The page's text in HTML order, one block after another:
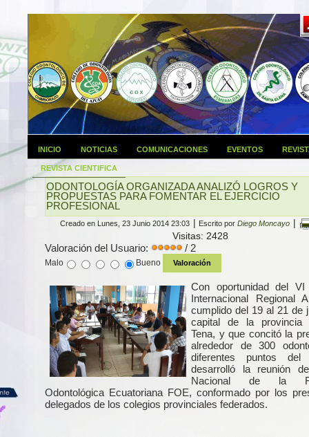
INICIO NOTICIAS COMUNICACIONES EVENTOS
REVISTA CIENTIFICA
ODONTOLOGÍA ORGANIZADA ANALIZÓ LOGROS Y
PROPUESTAS PARA FOMENTAR EL EJERCICIO
PROFESIONAL
Creado en Lunes, 23 Junio 2014 23:03 Escrito por Diego Moncayo
Visitas: 2428
Valoración del Usuario: / 2
Malo Bueno
Con oportunidad del VI
Internacional Regional
cumplido del 19 al 21 de
capital de la provincia
Tena, y que concitó la
alrededor de 300
diferentes puntos
desarrolló la reunión
Nacional de la
Odontológica Ecuatoriana FOE, conformado por los
delegados de los colegios provinciales federados.